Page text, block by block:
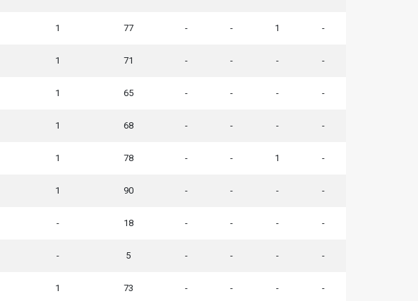
1 77 - - 1 -
1 71 - - - -
1 65 - - - -
1 68 - - - -
1 78 - - 1 -
1 90 - - - -
- 18 - - - -
- 5 - - - -
1 73 - - - -